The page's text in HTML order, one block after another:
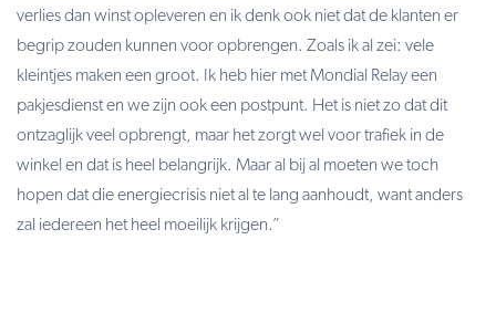
verlies dan winst opleveren en ik denk ook niet dat de klanten er
begrip zouden kunnen voor opbrengen. Zoals ik al zei: vele
kleintjes maken een groot. Ik heb hier met Mondial Relay een
pakjesdienst en we zijn ook een postpunt. Het is niet zo dat dit
ontzaglijk veel opbrengt, maar het zorgt wel voor trafiek in de
winkel en dat is heel belangrijk. Maar al bij al moeten we toch
hopen dat die energiecrisis niet al te lang aanhoudt, want anders
zal iedereen het heel moeilijk krijgen.”